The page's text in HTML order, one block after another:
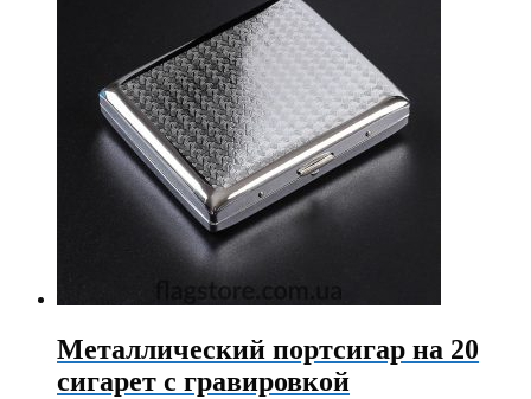
Металлический портсигар на 20
сигарет с гравировкой